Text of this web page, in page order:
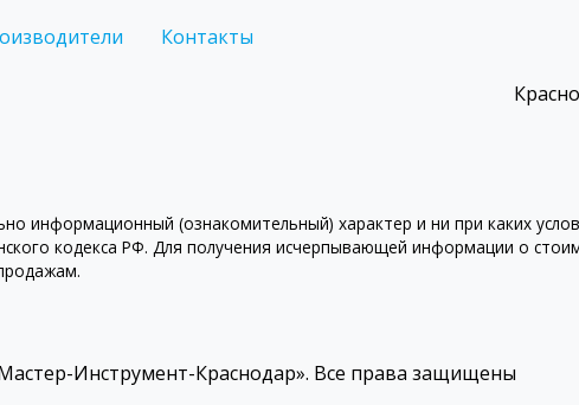
Контакты
информационный (ознакомительный) характер и ни при каких
кодекса РФ. Для получения исчерпывающей информации о
Инструмент-Краснодар». Все права защищены